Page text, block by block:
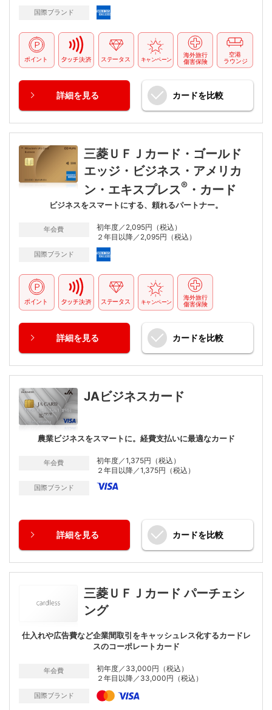
国際ブランド
詳細を見る カードを比較
三菱ＵＦＪカード・ゴールド
エッジ・ビジネス・アメリカ
ン・エキスプレス® ・カード
ビジネスをスマートにする、頼れるパートナー。
年会費
初年度／2,095円（税込）
２年目以降／2,095円（税込）
国際ブランド
詳細を見る カードを比較
JAビジネスカード
農業ビジネスをスマートに。経費支払いに最適なカード
年会費
初年度／1,375円（税込）
２年目以降／1,375円（税込）
国際ブランド
詳細を見る カードを比較
三菱ＵＦＪカード パーチェシ
ング
仕入れや広告費など企業間取引をキャッシュレス化するカードレ
スのコーポレートカード
年会費
初年度／33,000円（税込）
２年目以降／33,000円（税込）
国際ブランド